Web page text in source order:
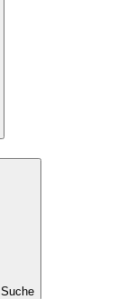
Suche